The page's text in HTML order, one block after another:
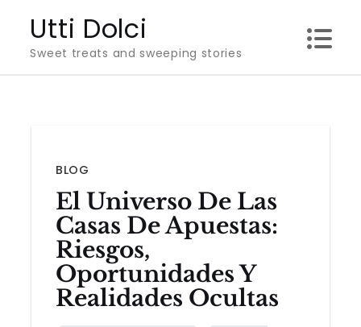
content
Utti Dolci
Sweet treats and sweeping stories
BLOG
El Universo De Las
Casas De Apuestas:
Riesgos,
Oportunidades Y
Realidades Ocultas